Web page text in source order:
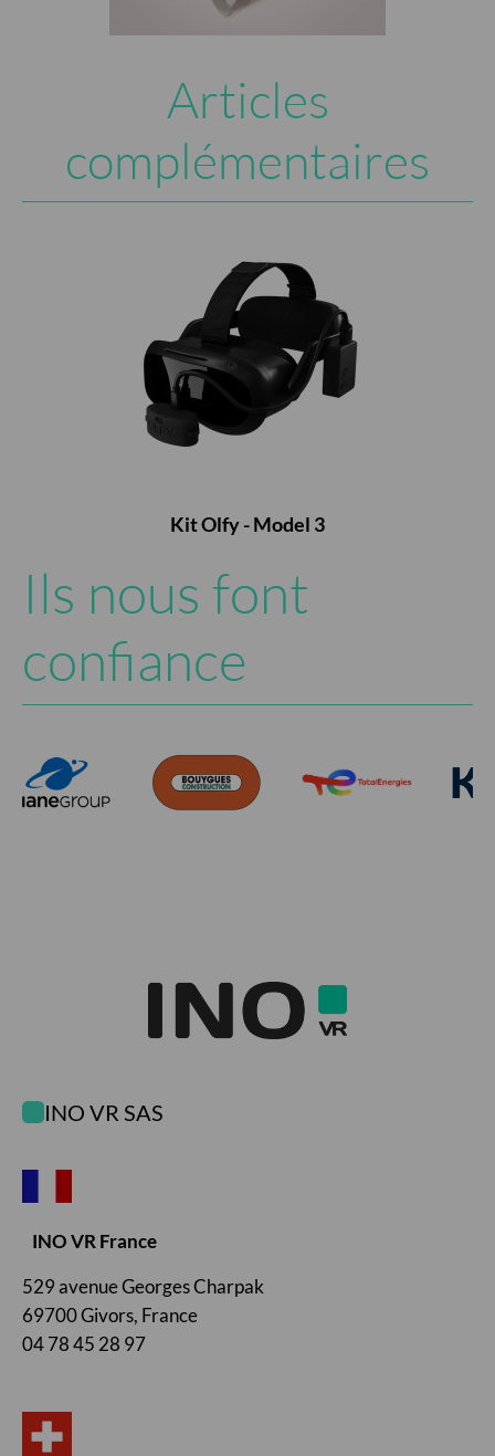
Articles
complémentaires
Kit Olfy - Model 3
Ils nous font
confiance
INO VR SAS
INO VR France
529 avenue Georges Charpak
69700 Givors, France
04 78 45 28 97